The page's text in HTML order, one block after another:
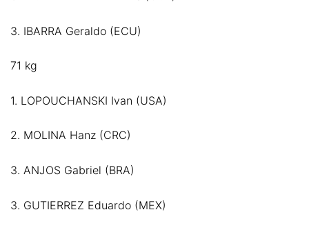
3. IBARRA Geraldo (ECU)
71 kg
1. LOPOUCHANSKI Ivan (USA)
2. MOLINA Hanz (CRC)
3. ANJOS Gabriel (BRA)
3. GUTIERREZ Eduardo (MEX)